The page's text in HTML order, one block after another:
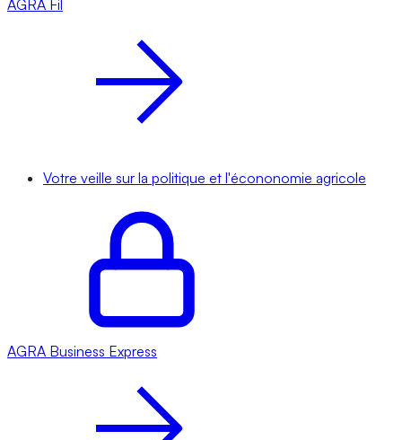
AGRA Fil
Votre veille sur la politique et l'écononomie agricole
AGRA Business Express